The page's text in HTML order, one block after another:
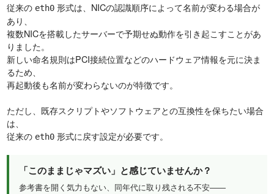
従来の eth0 形式は、NICの認識順序によって名前が変わる場合が
あり、
複数NICを搭載したサーバーで予期せぬ動作を引き起こすことがあ
りました。
新しい命名規則はPCI接続位置などのハードウェア情報を元に決ま
るため、
再起動後も名前が変わらないのが特徴です。
ただし、既存スクリプトやソフトウェアとの互換性を保ちたい場合
は、
従来の eth0 形式に戻す設定が必要です。
「このままじゃマズい」と感じていませんか？
参考書を開く気力もない、同年代に取り残される不安——